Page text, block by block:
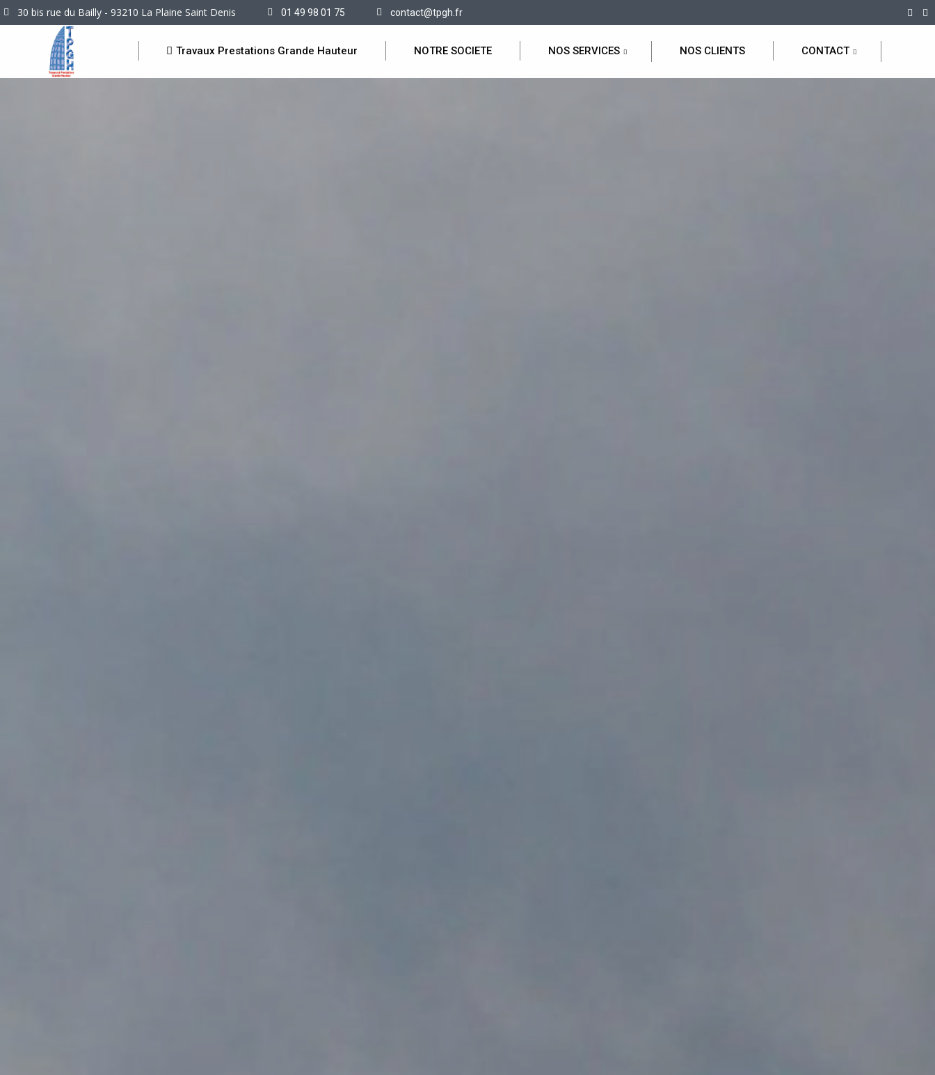
30 bis rue du Bailly - 93210 La Plaine Saint Denis 01 49 98 01 75 contact@tpgh.fr
Travaux Prestations Grande Hauteur NOTRE SOCIETE NOS SERVICES NOS CLIENTS CONTACT